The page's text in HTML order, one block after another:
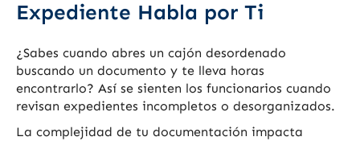
Expediente Habla por Ti
¿Sabes cuando abres un cajón desordenado
buscando un documento y te lleva horas
encontrarlo? Así se sienten los funcionarios cuando
revisan expedientes incompletos o desorganizados.
La complejidad de tu documentación impacta